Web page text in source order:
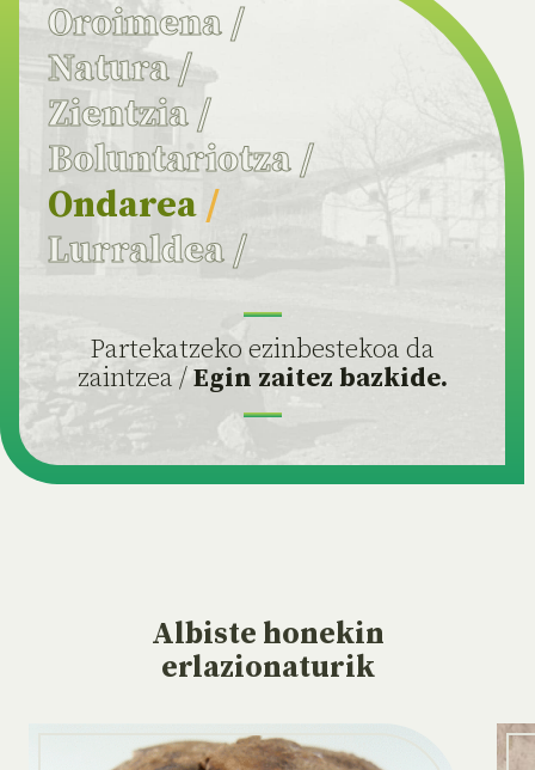
Oroimena/
Natura/
Zientzia /
Boluntariotza/
Ondarea /
Lurraldea/
Partekatzeko ezinbestekoa da
zaintzea /Egin zaitez bazkide.
Albiste honekin
erlazionaturik